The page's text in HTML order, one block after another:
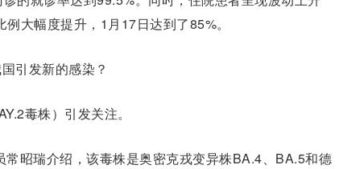
大幅度提升，1月17日达到了85%。
引发新的感染？
毒株）引发关注。
常昭瑞介绍，该毒株是奥密克戎变异株BA.4、BA.5和德